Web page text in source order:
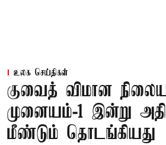
உலக செய்திகள்
குவைத் விமான
முனையம்-1 இன்று
மீண்டும் தொடங்கியது